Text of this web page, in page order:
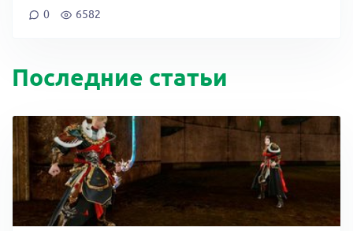
0
6582
Последние статьи